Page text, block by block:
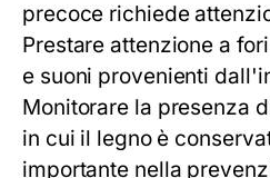
precoce richiede
Prestare attenzione a
e suoni provenienti
Monitorare la presenza
in cui il legno è
importante nella